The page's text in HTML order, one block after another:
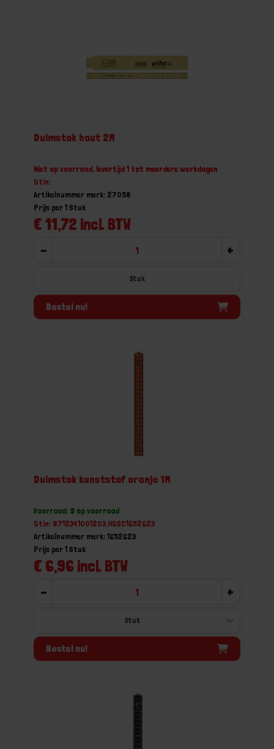
Duimstok hout 2M
Niet op voorraad, levertijd 1 tot meerdere werkdagen
Gtin:
Artikelnummer merk: 27058
€ 11,72 incl. BTW
Prijs per 1 Stuk
- +
Stuk
Bestel nu!
Duimstok kunststof oranje 1M
Voorraad: 9 op voorraad
Gtin: 8712341001203,HGSC1652623
Artikelnummer merk: 1652623
€ 6,96 incl. BTW
Prijs per 1 Stuk
- +
Bestel nu!